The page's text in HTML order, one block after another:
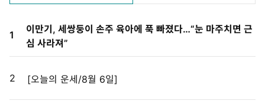
1
이만기, 세쌍둥이 손주 육아에 푹 빠졌다…“눈 마주치면 근
심 사라져”
2 [오늘의 운세/8월 6일]